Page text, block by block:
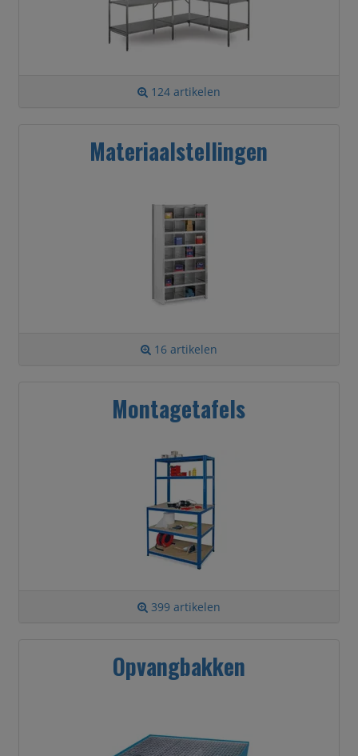
124 artikelen
Materiaalstellingen
16 artikelen
Montagetafels
399 artikelen
Opvangbakken